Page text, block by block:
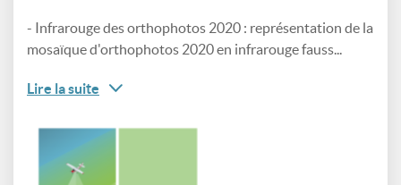
- Infrarouge des orthophotos 2020 : représentation de la
mosaïque d'orthophotos 2020 en infrarouge fauss...
Lire la suite